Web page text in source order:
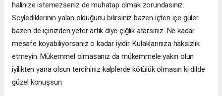
halinize istemezseniz de muhatap olmak zorundasınız.
Söylediklerinin yalan olduğunu bilirsiniz bazen içten içe güler
bazen de içinizden yeter artık diye çığlık atarsınız. Ne kadar
mesafe koyabiliyorsanız o kadar iyidir. Kulaklarınıza haksızlık
etmeyin. Mükemmel olmasanız da mükemmele yakın olun
iyilikten yana olsun tercihiniz kalplerde kötülük olmasın ki dilde
güzel konuşsun.